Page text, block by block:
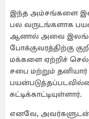
இந்த அம்சங்களை
பல வருடங்களாக
ஆனால் அவை
போக்குவரத்திற்கு
மக்களை ஏற்றிச்
சபை மற்றும் தனியார்
சுட்டிக்காட்டியுள்ளார்.
எனவே, அவர்களுடன்